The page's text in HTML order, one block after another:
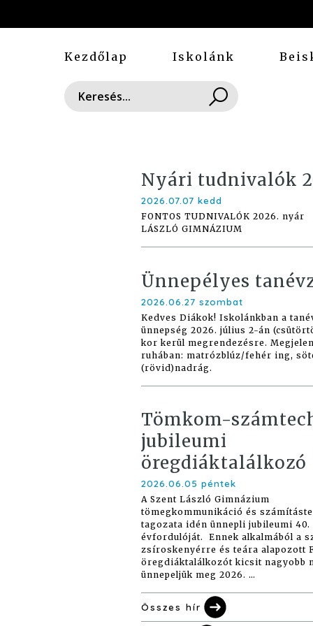
Kezdőlap Iskolánk
Nyári tudnivalók
2026.07.07 kedd
FONTOS TUDNIVALÓK 2026. nyár
LÁSZLÓ GIMNÁZIUM
Ünnepélyes
2026.06.27 szombat
Kedves Diákok! Iskolánkban a
ünnepség 2026. július 2-án
kor kerül megrendezésre.
ruhában: matrózblúz/fehér ing,
(rövid)nadrág.
Tömkom-
jubileumi
öregdiáktalálkozó
2026.06.05 péntek
A Szent László Gimnázium
tömegkommunikáció és
tagozata idén ünnepli jubileumi 40.
évfordulóját. Ennek alkalmából a
zsíroskenyérre és teára alapozott
öregdiáktalálkozót kicsit nagyobb
ünnepeljük meg 2026. …
Összes hír